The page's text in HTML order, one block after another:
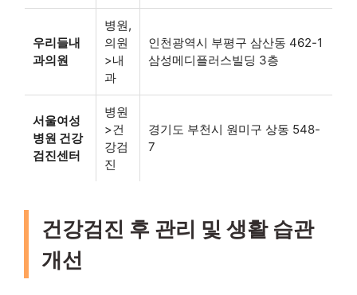
우리들내
과의원
병원,
의원
>내
과
인천광역시 부평구 삼산동 462-1
삼성메디플러스빌딩 3층
서울여성
병원 건강
검진센터
병원
>건
강검
진
경기도 부천시 원미구 상동 548-
7
건강검진 후 관리 및 생활 습관
개선